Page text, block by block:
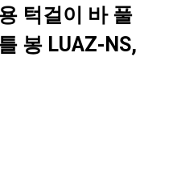
턱걸이 바 풀
봉 LUAZ-NS,